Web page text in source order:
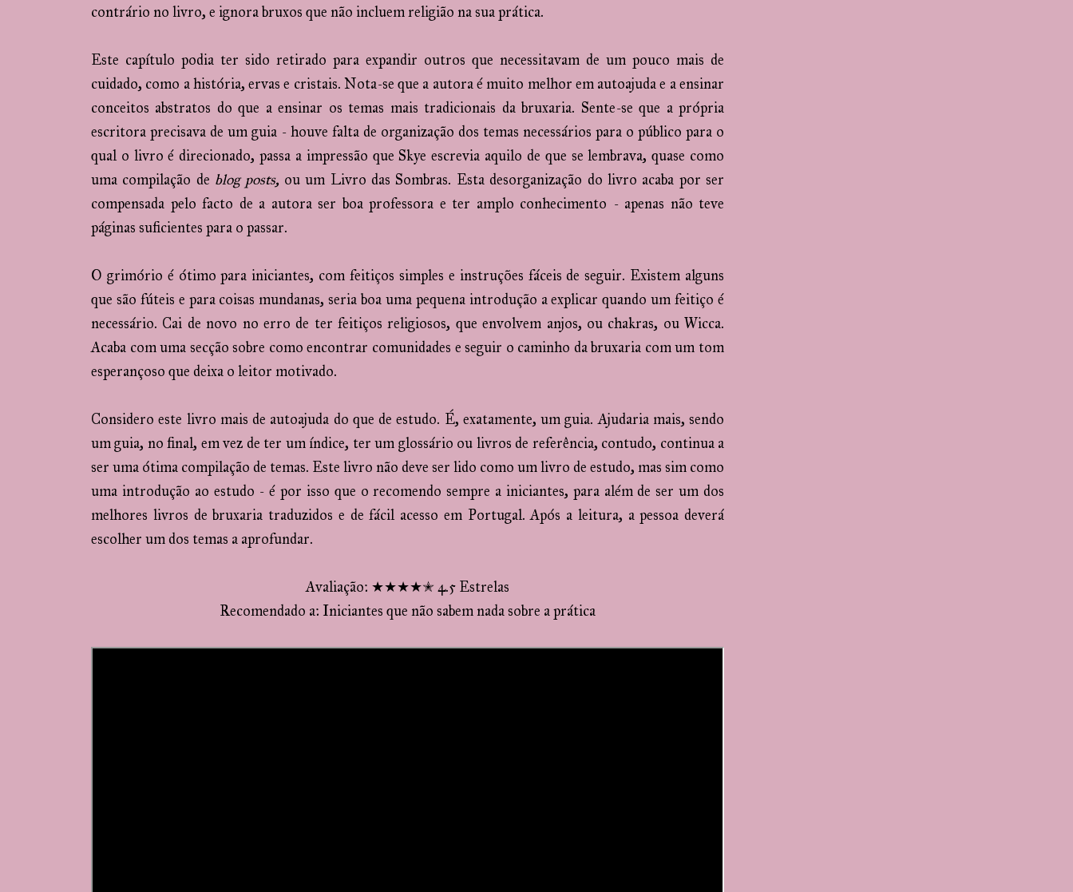
contrário no livro, e ignora bruxos que não incluem religião na sua prática.
Este capítulo podia ter sido retirado para expandir outros que necessitavam de um pouco mais de
cuidado, como a história, ervas e cristais. Nota-se que a autora é muito melhor em autoajuda e a ensinar
conceitos abstratos do que a ensinar os temas mais tradicionais da bruxaria. Sente-se que a própria
escritora precisava de um guia - houve falta de organização dos temas necessários para o público para o
qual o livro é direcionado, passa a impressão que Skye escrevia aquilo de que se lembrava, quase como
uma compilação de blog posts, ou um Livro das Sombras. Esta desorganização do livro acaba por ser
compensada pelo facto de a autora ser boa professora e ter amplo conhecimento - apenas não teve
páginas suficientes para o passar.
O grimório é ótimo para iniciantes, com feitiços simples e instruções fáceis de seguir. Existem alguns
que são fúteis e para coisas mundanas, seria boa uma pequena introdução a explicar quando um feitiço é
necessário. Cai de novo no erro de ter feitiços religiosos, que envolvem anjos, ou chakras, ou Wicca.
Acaba com uma secção sobre como encontrar comunidades e seguir o caminho da bruxaria com um tom
esperançoso que deixa o leitor motivado.
Considero este livro mais de autoajuda do que de estudo. É, exatamente, um guia. Ajudaria mais, sendo
um guia, no final, em vez de ter um índice, ter um glossário ou livros de referência, contudo, continua a
ser uma ótima compilação de temas. Este livro não deve ser lido como um livro de estudo, mas sim como
uma introdução ao estudo - é por isso que o recomendo sempre a iniciantes, para além de ser um dos
melhores livros de bruxaria traduzidos e de fácil acesso em Portugal. Após a leitura, a pessoa deverá
escolher um dos temas a aprofundar.
Avaliação: ★★★★✭ 4.5 Estrelas
Recomendado a: Iniciantes que não sabem nada sobre a prática